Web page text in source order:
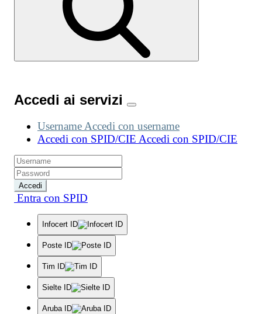
Accedi ai servizi
Username Accedi con username
Accedi con SPID/CIE Accedi con SPID/CIE
Accedi
Entra con SPID
Infocert ID
Poste ID
Tim ID
Sielte ID
Aruba ID